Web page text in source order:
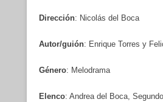
Dirección: Nicolás del Boca
Autor/guión: Enrique Torres y
Género: Melodrama
Elenco: Andrea del Boca,